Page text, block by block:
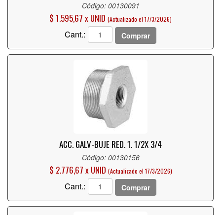
Código: 00130091
$ 1.595,67 x UNID (Actualizado el 17/3/2026)
Cant.: Comprar
ACC. GALV-BUJE RED. 1. 1/2X 3/4
Código: 00130156
$ 2.776,67 x UNID (Actualizado el 17/3/2026)
Cant.: Comprar